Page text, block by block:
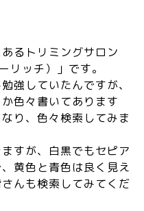
るトリミングサロン
リッチ）」です。
強していたんですが、
色々書いてあります
り、色々検索してみま
すが、白黒でもセピア
黄色と青色は良く見え
んも検索してみてくだ